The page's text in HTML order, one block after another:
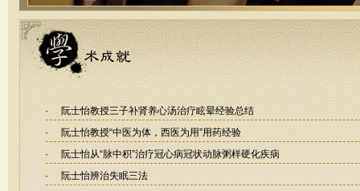
·
阮士怡教授三子补肾养心汤治疗眩晕经验总结
·
阮士怡教授“中医为体，西医为用”用药经验
·
阮士怡从“脉中积”治疗冠心病冠状动脉粥样硬化疾病
·
阮士怡辨治失眠三法